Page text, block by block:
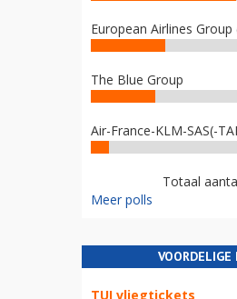
European Airlines Group
The Blue Group
Air-France-KLM-SAS(-
Totaal
Meer polls
TUI vliegtickets